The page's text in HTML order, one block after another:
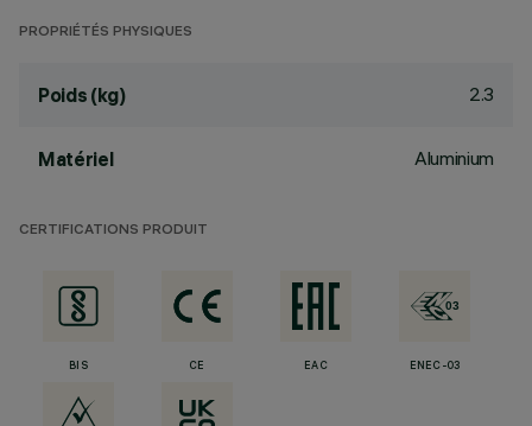
PROPRIÉTÉS PHYSIQUES
Poids (kg) 2.3
Matériel Aluminium
CERTIFICATIONS PRODUIT
BIS CE EAC ENEC-03